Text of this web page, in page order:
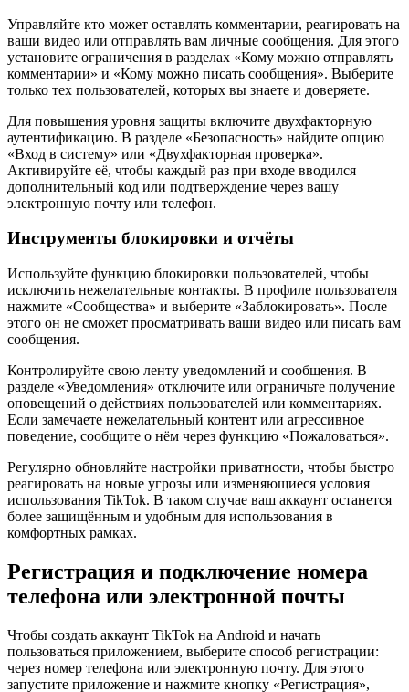
Управляйте кто может оставлять комментарии, реагировать на
ваши видео или отправлять вам личные сообщения. Для этого
установите ограничения в разделах «Кому можно отправлять
комментарии» и «Кому можно писать сообщения». Выберите
только тех пользователей, которых вы знаете и доверяете.
Для повышения уровня защиты включите двухфакторную
аутентификацию. В разделе «Безопасность» найдите опцию
«Вход в систему» или «Двухфакторная проверка».
Активируйте её, чтобы каждый раз при входе вводился
дополнительный код или подтверждение через вашу
электронную почту или телефон.
Инструменты блокировки и отчёты
Используйте функцию блокировки пользователей, чтобы
исключить нежелательные контакты. В профиле пользователя
нажмите «Сообщества» и выберите «Заблокировать». После
этого он не сможет просматривать ваши видео или писать вам
сообщения.
Контролируйте свою ленту уведомлений и сообщения. В
разделе «Уведомления» отключите или ограничьте получение
оповещений о действиях пользователей или комментариях.
Если замечаете нежелательный контент или агрессивное
поведение, сообщите о нём через функцию «Пожаловаться».
Регулярно обновляйте настройки приватности, чтобы быстро
реагировать на новые угрозы или изменяющиеся условия
использования TikTok. В таком случае ваш аккаунт останется
более защищённым и удобным для использования в
комфортных рамках.
Регистрация и подключение номера
телефона или электронной почты
Чтобы создать аккаунт TikTok на Android и начать
пользоваться приложением, выберите способ регистрации:
через номер телефона или электронную почту. Для этого
запустите приложение и нажмите кнопку «Регистрация»,